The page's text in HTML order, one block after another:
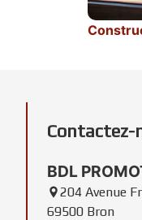
Contactez-
BDL
204 Avenue
69500 Bron